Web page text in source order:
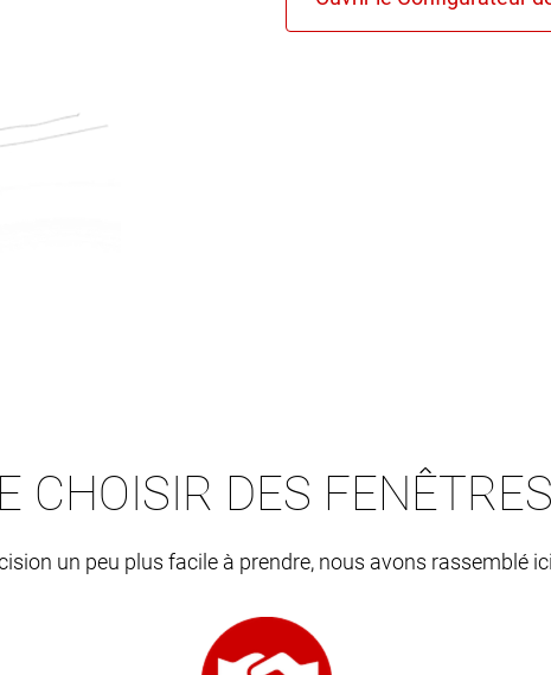
CHOISIR DES
un peu plus facile à prendre, nous avons rassemblé